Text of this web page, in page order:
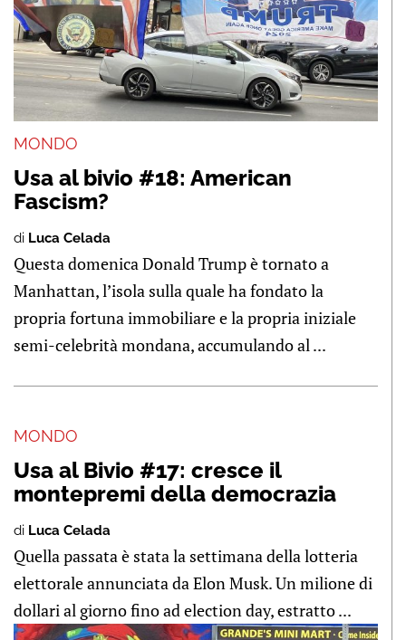
MONDO
Usa al bivio #18: American
Fascism?
di Luca Celada
Questa domenica Donald Trump è tornato a
Manhattan, l’isola sulla quale ha fondato la
propria fortuna immobiliare e la propria iniziale
semi-celebrità mondana, accumulando al ...
MONDO
Usa al Bivio #17: cresce il
montepremi della democrazia
di Luca Celada
Quella passata è stata la settimana della lotteria
elettorale annunciata da Elon Musk. Un milione di
dollari al giorno fino ad election day, estratto ...